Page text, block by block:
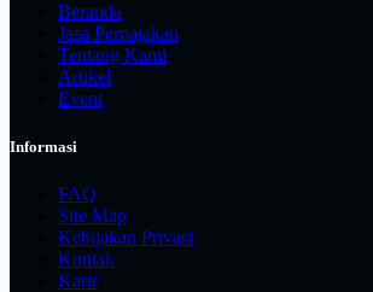
Beranda
Jasa Perpajakan
Tentang Kami
Artikel
Event
Informasi
FAQ
Site Map
Kebijakan Privasi
Kontak
Karir